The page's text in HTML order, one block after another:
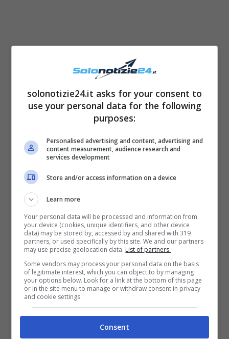
Alessandra Mastronardi
con lui alla Prima della
Scala
Sul suo profilo Instagram ufficiale, l’attrice ha
pubblicato una serie di fotografie in cui
appare
la Prima del Teatro alla Scala di Milano
hanno partecipato numerosi personaggi del
mondo dello spettacolo (e anche il Presidente
del Consiglio Giorgia Meloni). Non sono
infatti rimasti affatto indifferenti gli outfit
indossati da tutti coloro che hanno assistito
al bellissimo spettacolo.
L’attrice si è quindi presentata con un abito
firmato Giorgio Armani, e ha attirato
solonotizie24.it asks for your consent to
use your personal data for the following
purposes:
Personalised advertising and content, advertising and
content measurement, audience research and
services development
Store and/or access information on a device
Learn more
Your personal data will be processed and information from
your device (cookies, unique identifiers, and other device
data) may be stored by, accessed by and shared with 319
partners, or used specifically by this site. We and our partners
may use precise geolocation data. List of partners.
Some vendors may process your personal data on the basis
of legitimate interest, which you can object to by managing
your options below. Look for a link at the bottom of this page
or in the site menu to manage or withdraw consent in privacy
and cookie settings.
Consent